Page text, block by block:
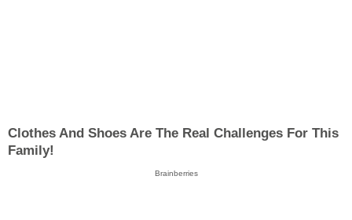
Clothes And Shoes Are The Real Challenges For This
Family!
Brainberries